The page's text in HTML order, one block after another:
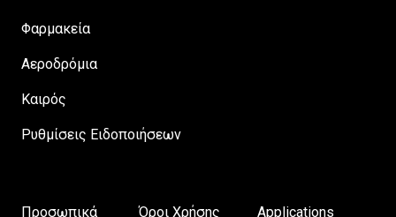
Φαρμακεία
Αεροδρόμια
Καιρός
Ρυθμίσεις Ειδοποιήσεων
Προσωπικά Όροι Χρήσης Applications